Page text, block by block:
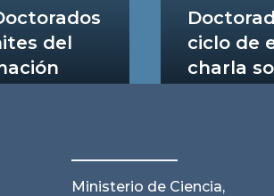
del
ciclo de
charla
Ministerio de Ciencia,